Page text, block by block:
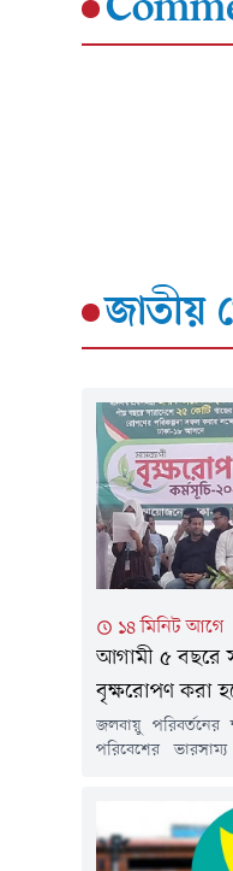
জাতীয়
১৪ মিনিট আগে
আগামী ৫ বছরে
বৃক্ষরোপণ করা
জলবায়ু পরিবর্তনের
পরিবেশের
হয়েছে। একই
নতুন 'সবুজ